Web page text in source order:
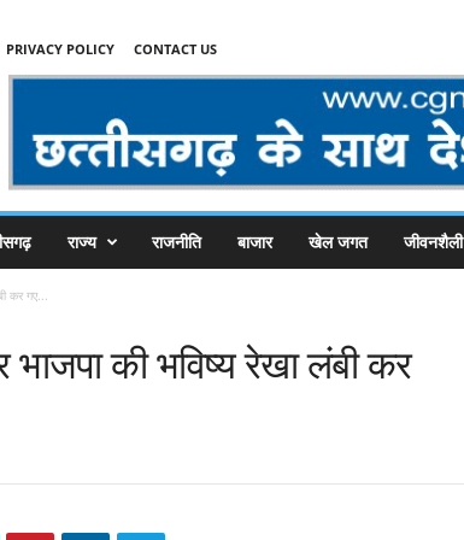
PRIVACY POLICY CONTACT US
राज्य राजनीति बाजार खेल जगत जीवनशैली
कर गए...
की भविष्य रेखा लंबी कर